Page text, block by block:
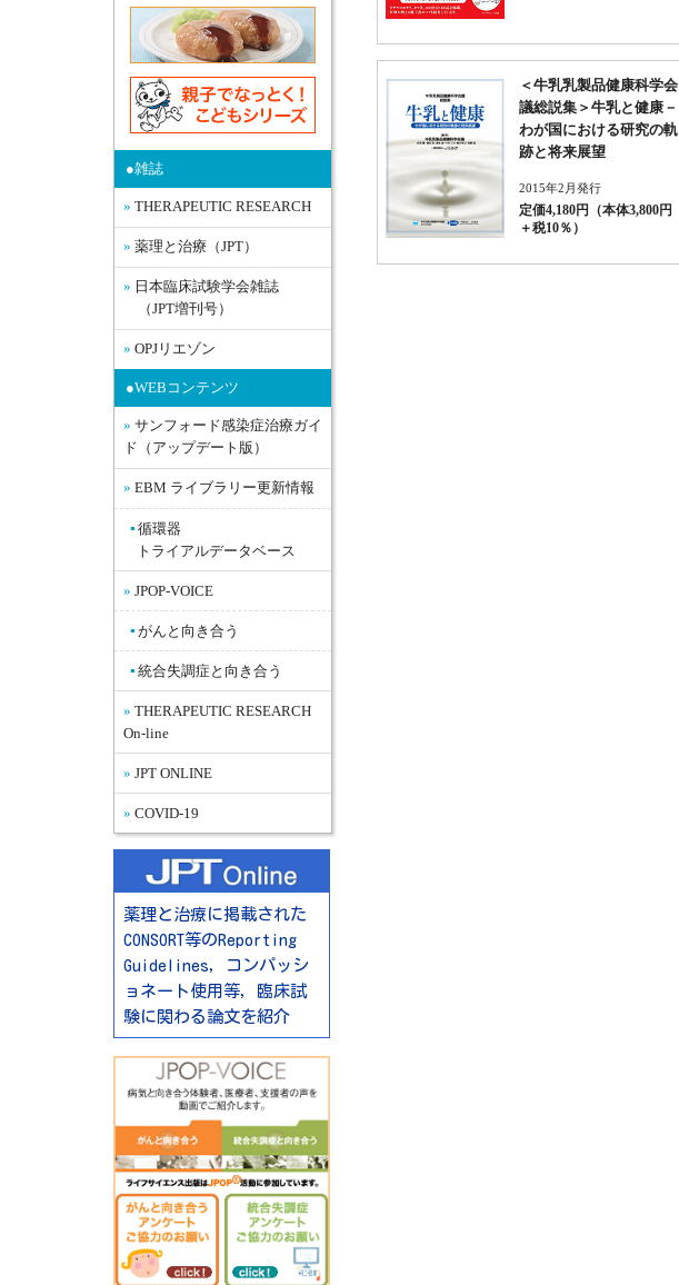
●雑誌
THERAPEUTIC RESEARCH
薬理と治療（JPT）
日本臨床試験学会雑誌
（JPT増刊号）
OPJリエゾン
●WEBコンテンツ
サンフォード感染症治療ガイ
ド（アップデート版）
EBM ライブラリー更新情報
循環器
トライアルデータベース
JPOP-VOICE
がんと向き合う
統合失調症と向き合う
THERAPEUTIC RESEARCH
On-line
JPT ONLINE
COVID-19
薬理と治療に掲載された
CONSORT等のReporting
Guidelines，コンパッシ
ョネート使用等，臨床試
験に関わる論文を紹介
＜牛乳乳製品健康科学会
議総説集＞牛乳と健康－
わが国における研究の軌
跡と将来展望
2015年2月発行
定価4,180円（本体3,800円
＋税10％）